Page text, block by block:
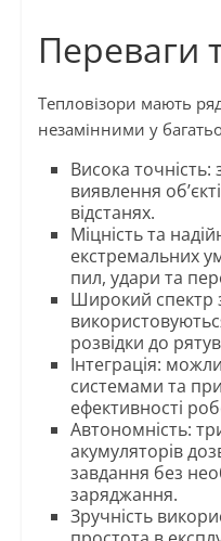
Переваги
Тепловізори мають
незамінними у
Висока точність:
виявлення
відстанях.
Міцність та
екстремальних
пил, удари та
Широкий спектр
розвідки до
Інтеграція:
системами та
ефективності
Автономність:
акумуляторів
завдання без
заряджання.
Зручність